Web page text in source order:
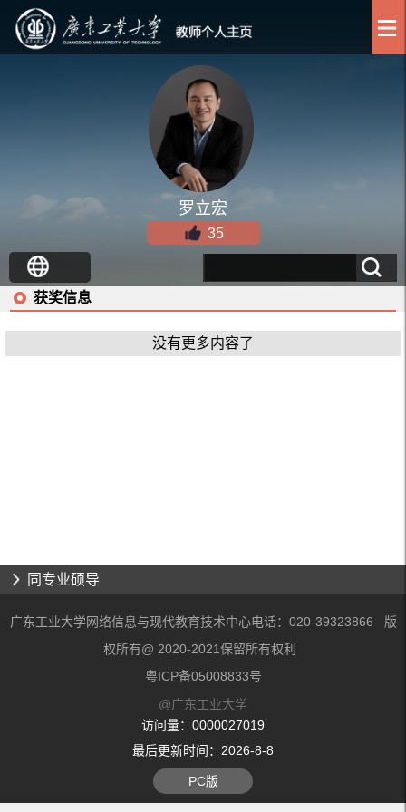
罗立宏
35
获奖信息
没有更多内容了
同专业硕导
广东工业大学网络信息与现代教育技术中心电话：020-39323866 版
权所有@ 2020-2021保留所有权利
粤ICP备05008833号
@广东工业大学
访问量： 0000027019
最后更新时间： 2026-8-8
PC版